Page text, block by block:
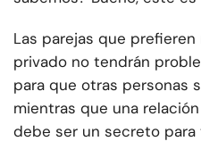
Las parejas que
privado no tendrán
para que otras personas
mientras que una
debe ser un secreto para